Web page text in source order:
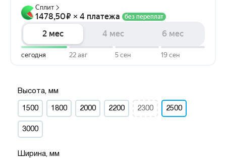
Высота, мм
1500 1800 2000 2200 2300 2500
3000
Ширина, мм